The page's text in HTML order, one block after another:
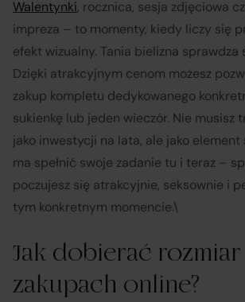
Walentynki, rocznica, sesja zdjęciowa
impreza – to momenty, kiedy liczy się
efekt wizualny. Tania bielizna sprawdza
Dzięki atrakcyjnym cenom możesz
zakup kompletu dedykowanego
sukienkę lub jeden wieczór. Nie musisz
jako inwestycji na lata, ale jako
ma spełnić swoje zadanie tu i teraz –
poczujesz się atrakcyjnie, seksownie i
tym konkretnym momencie.\
Jak dobierać
zakupach online?